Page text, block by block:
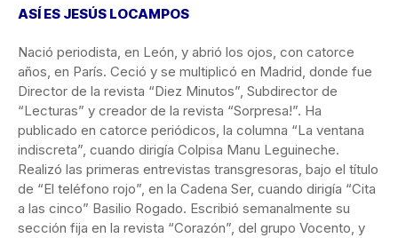
ASÍ ES JESÚS LOCAMPOS
Nació periodista, en León, y abrió los ojos, con catorce
años, en París. Ceció y se multiplicó en Madrid, donde fue
Director de la revista “Diez Minutos”, Subdirector de
“Lecturas” y creador de la revista “Sorpresa!”. Ha
publicado en catorce periódicos, la columna “La ventana
indiscreta”, cuando dirigía Colpisa Manu Leguineche.
Realizó las primeras entrevistas transgresoras, bajo el título
de “El teléfono rojo”, en la Cadena Ser, cuando dirigía “Cita
a las cinco” Basilio Rogado. Escribió semanalmente su
sección fija en la revista “Corazón”, del grupo Vocento, y